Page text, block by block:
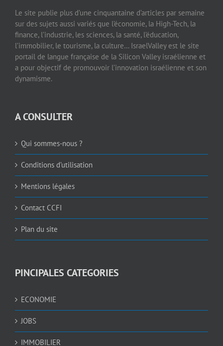
Le site publie plus d’une cinquantaine d’articles par semaine
sur des sujets aussi variés que l’économie, la High-Tech, la
finance, l’industrie, les sciences, la santé, l’éducation,
l’immobilier, le tourisme, la culture… IsraelValley est le site
portail de langue française de la Silicon Valley israélienne et
a pour objectif de promouvoir l’innovation israélienne et son
dynamisme.
A CONSULTER
Qui sommes-nous ?
Conditions d’utilisation
Mentions légales
Contact CCFI
Plan du site
PINCIPALES CATEGORIES
ECONOMIE
JOBS
IMMOBILIER